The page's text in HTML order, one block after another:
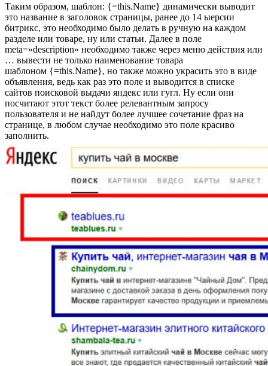
Таким образом, шаблон: {=this.Name} динамически выводит
это название в заголовок страницы, ранее до 14 ыерсии
битрикс, это необходимо было делать в ручную на каждом
разделе или товаре, ну или статьи. Далее в поле
meta=»description» необходимо также через меню действия или
… вывести не только наименование товара
шаблоном {=this.Name}, но также можно украсить это в виде
объявления, ведь как раз это поле и выводится в списке
сайтов поисковой выдачи яндекс или гугл. Ну если они
посчитают этот текст более релевантным запросу
пользователя и не найдут более лучшее сочетание фраз на
странице, в любом случае необходимо это поле красиво
заполнить.